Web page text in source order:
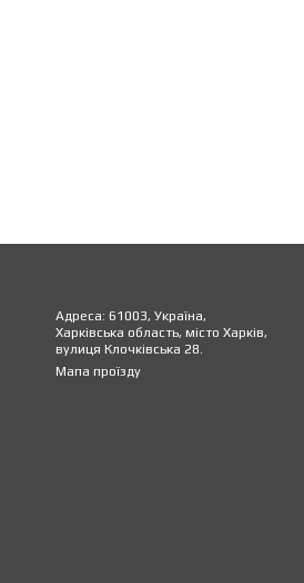
Адреса: 61003, Україна,
Харківська область, місто Харків,
вулиця Клочківська 28.
Мапа проїзду